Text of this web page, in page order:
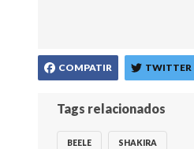
COMPATIR TWITTER
Tags relacionados
BEELE SHAKIRA